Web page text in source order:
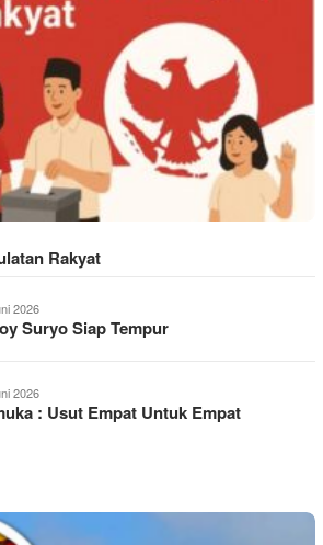
Rakyat
2026
Suryo Siap Tempur
2026
: Usut Empat Untuk Empat